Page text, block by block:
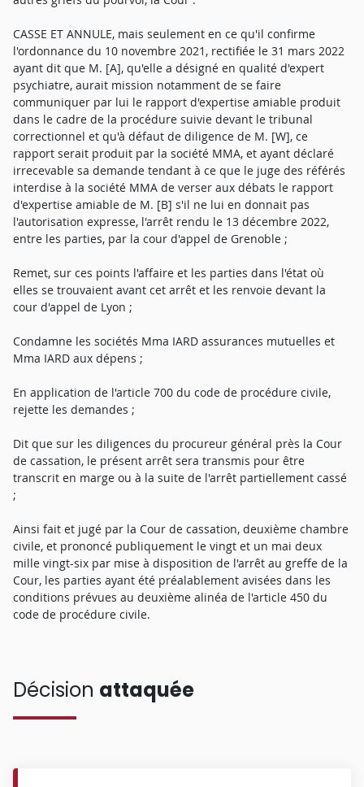
CASSE ET ANNULE, mais seulement en ce qu'il confirme
l'ordonnance du 10 novembre 2021, rectifiée le 31 mars 2022
ayant dit que M. [A], qu'elle a désigné en qualité d'expert
psychiatre, aurait mission notamment de se faire
communiquer par lui le rapport d'expertise amiable produit
dans le cadre de la procédure suivie devant le tribunal
correctionnel et qu'à défaut de diligence de M. [W], ce
rapport serait produit par la société MMA, et ayant déclaré
irrecevable sa demande tendant à ce que le juge des référés
interdise à la société MMA de verser aux débats le rapport
d'expertise amiable de M. [B] s'il ne lui en donnait pas
l'autorisation expresse, l'arrêt rendu le 13 décembre 2022,
entre les parties, par la cour d'appel de Grenoble ;
Remet, sur ces points l'affaire et les parties dans l'état où
elles se trouvaient avant cet arrêt et les renvoie devant la
cour d'appel de Lyon ;
Condamne les sociétés Mma IARD assurances mutuelles et
Mma IARD aux dépens ;
En application de l'article 700 du code de procédure civile,
rejette les demandes ;
Dit que sur les diligences du procureur général près la Cour
de cassation, le présent arrêt sera transmis pour être
transcrit en marge ou à la suite de l'arrêt partiellement cassé
;
Ainsi fait et jugé par la Cour de cassation, deuxième chambre
civile, et prononcé publiquement le vingt et un mai deux
mille vingt-six par mise à disposition de l'arrêt au greffe de la
Cour, les parties ayant été préalablement avisées dans les
conditions prévues au deuxième alinéa de l'article 450 du
code de procédure civile.
Décision attaquée